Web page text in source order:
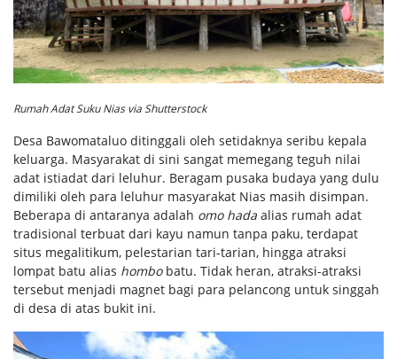
Rumah Adat Suku Nias via Shutterstock
Desa Bawomataluo ditinggali oleh setidaknya seribu kepala
keluarga. Masyarakat di sini sangat memegang teguh nilai
adat istiadat dari leluhur. Beragam pusaka budaya yang dulu
dimiliki oleh para leluhur masyarakat Nias masih disimpan.
Beberapa di antaranya adalah omo hada alias rumah adat
tradisional terbuat dari kayu namun tanpa paku, terdapat
situs megalitikum, pelestarian tari-tarian, hingga atraksi
lompat batu alias hombobatu. Tidak heran, atraksi-atraksi
tersebut menjadi magnet bagi para pelancong untuk singgah
di desa di atas bukit ini.